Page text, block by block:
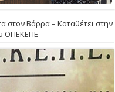
στον Βάρρα – Καταθέτει στην
ΟΠΕΚΕΠΕ